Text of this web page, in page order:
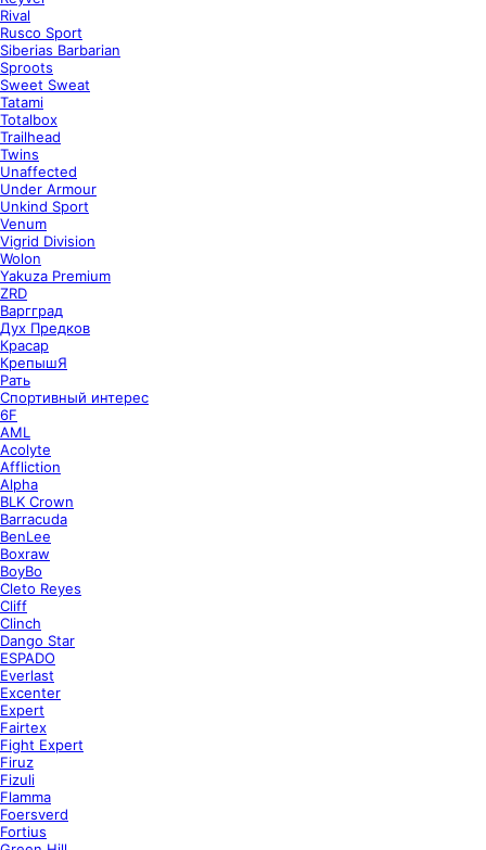
Rival
Rusco Sport
Siberias Barbarian
Sproots
Sweet Sweat
Tatami
Totalbox
Trailhead
Twins
Unaffected
Under Armour
Unkind Sport
Venum
Vigrid Division
Wolon
Yakuza Premium
ZRD
Варгград
Дух Предков
Красар
КрепышЯ
Рать
Спортивный интерес
6F
AML
Acolyte
Affliction
Alpha
BLK Crown
Barracuda
BenLee
Boxraw
BoyBo
Cleto Reyes
Cliff
Clinch
Dango Star
ESPADO
Everlast
Excenter
Expert
Fairtex
Fight Expert
Firuz
Fizuli
Flamma
Foersverd
Fortius